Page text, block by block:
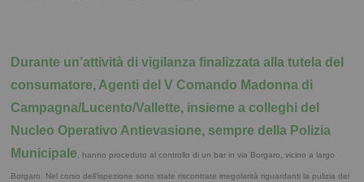
Durante un’attività di vigilanza finalizzata alla tutela del
consumatore, Agenti del V Comando Madonna di
Campagna/Lucento/Vallette, insieme a colleghi del
Nucleo Operativo Antievasione, sempre della Polizia
Municipale, hanno proceduto al controllo di un bar in via Borgaro, vicino a largo
Borgaro. Nel corso dell’ispezione sono state riscontrate irregolarità riguardanti la pulizia dei